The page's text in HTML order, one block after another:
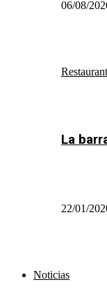
06/08/
La
22/01/
Noticias